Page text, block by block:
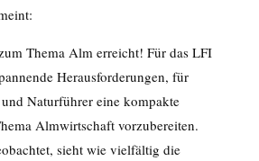
Thema Alm erreicht! Für das LFI
Herausforderungen, für
Naturführer eine kompakte
Almwirtschaft vorzubereiten.
sieht wie vielfältig die